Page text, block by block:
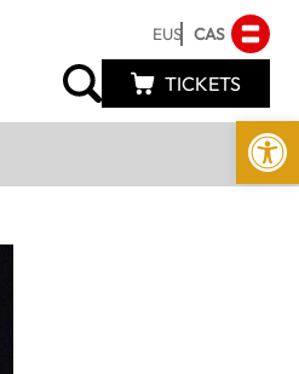
Abrir
EUS CAS
TICKETS